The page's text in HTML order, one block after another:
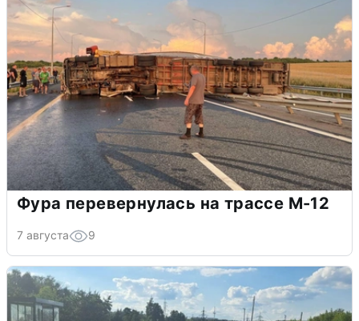
Фура перевернулась на трассе М-12
7 августа 9